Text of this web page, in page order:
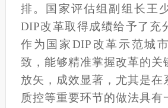
排。国家评估组副组长王
DIP改革取得成绩给予了充
作为国家DIP改革示范城
致，能够精准掌握改革的关
放矢，成效显著，尤其是在
质控等重要环节的做法具有